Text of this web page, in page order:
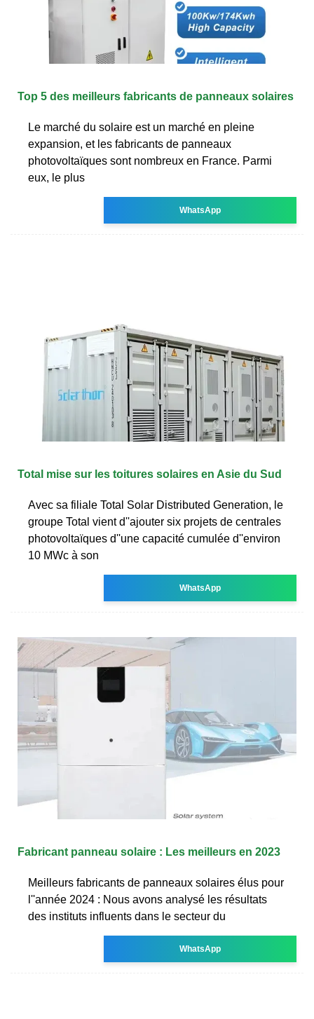
Top 5 des meilleurs fabricants de panneaux solaires
Le marché du solaire est un marché en pleine
expansion, et les fabricants de panneaux
photovoltaïques sont nombreux en France. Parmi
eux, le plus
WhatsApp
Total mise sur les toitures solaires en Asie du Sud
Avec sa filiale Total Solar Distributed Generation, le
groupe Total vient d''ajouter six projets de centrales
photovoltaïques d''une capacité cumulée d''environ
10 MWc à son
WhatsApp
Fabricant panneau solaire : Les meilleurs en 2023
Meilleurs fabricants de panneaux solaires élus pour
l''année 2024 : Nous avons analysé les résultats
des instituts influents dans le secteur du
WhatsApp